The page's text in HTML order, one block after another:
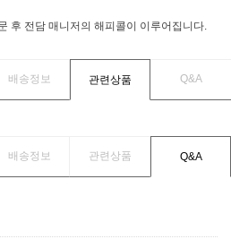
후 전담 매니저의 해피콜이 이루어집니다.
배송정보 관련상품 Q&A
배송정보 관련상품 Q&A